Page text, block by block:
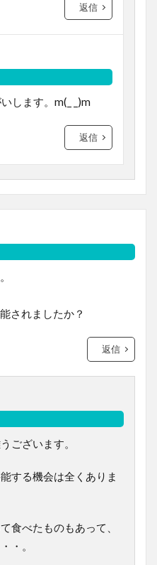
返信
します。m(_ _)m
返信
されましたか？
返信
ございます。
する機会は全くありま
食べたものもあって、
・。